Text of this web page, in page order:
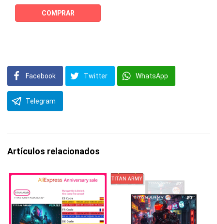
COMPRAR
Facebook Twitter WhatsApp
Telegram
Artículos relacionados